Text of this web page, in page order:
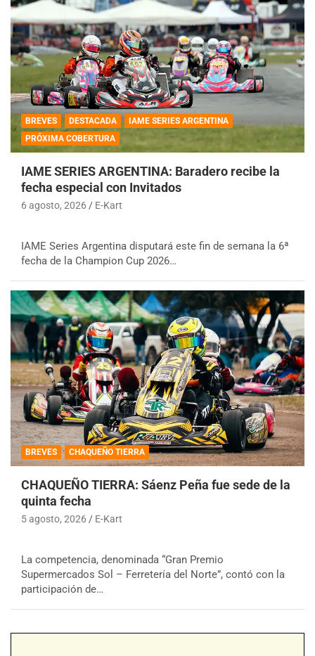
BREVES DESTACADA
IAME SERIES ARGENTINA
PRÓXIMA COBERTURA
IAME SERIES ARGENTINA: Baradero recibe la
fecha especial con Invitados
6 agosto, 2026 E-Kart
IAME Series Argentina disputará este fin de semana la 6ª
fecha de la Champion Cup 2026…
BREVES CHAQUEÑO TIERRA
CHAQUEÑO TIERRA: Sáenz Peña fue sede de la
quinta fecha
5 agosto, 2026 E-Kart
La competencia, denominada “Gran Premio
Supermercados Sol – Ferretería del Norte”, contó con la
participación de…